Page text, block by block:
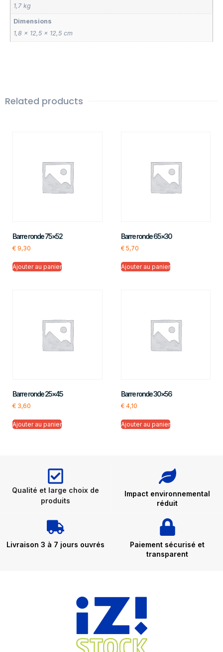
1,7 kg
Dimensions
1,8 × 12,5 × 12,5 cm
Related products
Barre ronde 75×52
€ 9,30
Ajouter au panier
Barre ronde 65×30
€5,70
Ajouter au panier
Barre ronde 25×45
€ 3,60
Ajouter au panier
Barre ronde 30×56
€4,10
Ajouter au panier
Qualité et large choix de
produits
Impact environnemental
réduit
Livraison 3 à 7 jours ouvrés
Paiement sécurisé et
transparent